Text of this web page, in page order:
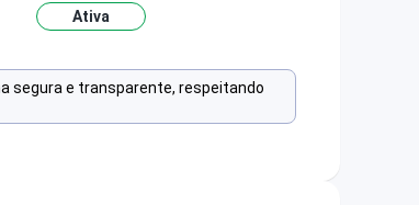
Ativa
segura e transparente, respeitando